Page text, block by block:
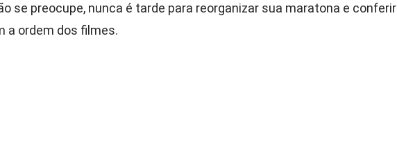
se preocupe, nunca é tarde para reorganizar sua maratona e conferir
a ordem dos filmes.